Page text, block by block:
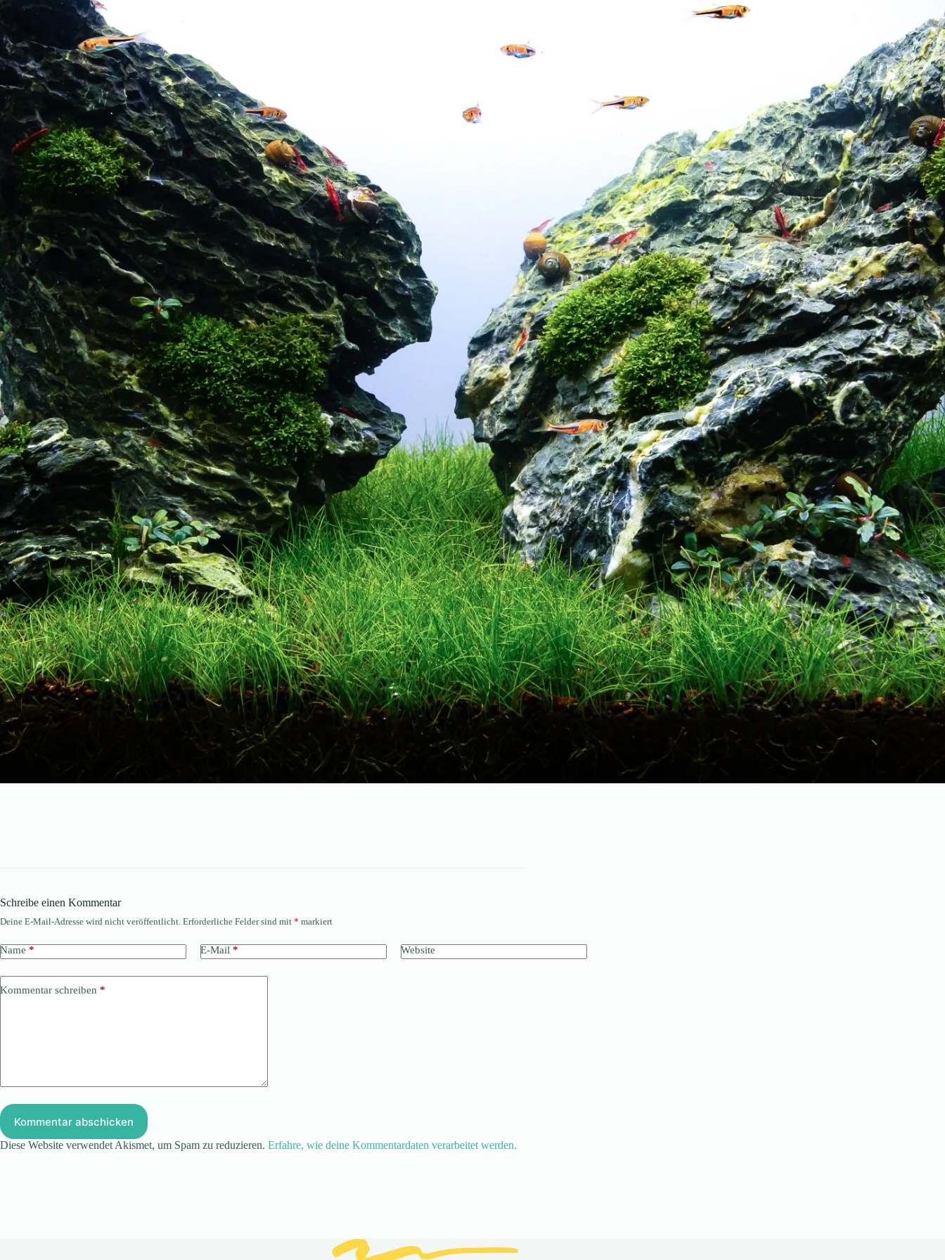
Schreibe einen Kommentar
Deine E-Mail-Adresse wird nicht veröffentlicht. Erforderliche Felder sind mit * markiert
Name * E-Mail * Website
Kommentar schreiben *
Kommentar abschicken
Diese Website verwendet Akismet, um Spam zu reduzieren. Erfahre, wie deine Kommentardaten verarbeitet werden.